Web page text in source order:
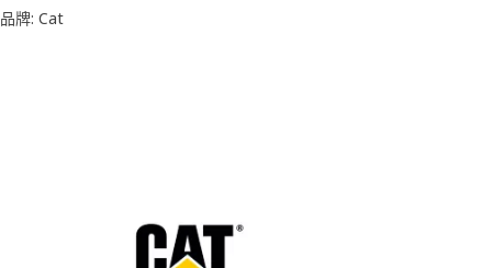
品牌: Cat